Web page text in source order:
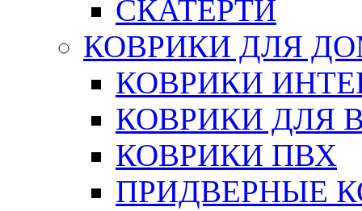
СКАТЕРТИ
КОВРИКИ ДЛЯ
КОВРИКИ
КОВРИКИ ДЛЯ
КОВРИКИ ПВХ
ПРИДВЕРНЫЕ